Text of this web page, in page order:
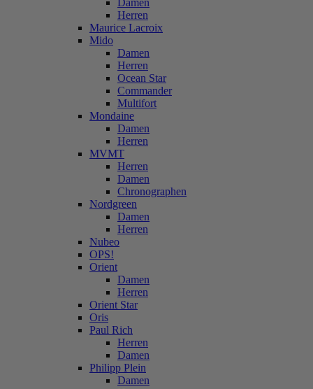
Damen
Herren
Maurice Lacroix
Mido
Damen
Herren
Ocean Star
Commander
Multifort
Mondaine
Damen
Herren
MVMT
Herren
Damen
Chronographen
Nordgreen
Damen
Herren
Nubeo
OPS!
Orient
Damen
Herren
Orient Star
Oris
Paul Rich
Herren
Damen
Philipp Plein
Damen